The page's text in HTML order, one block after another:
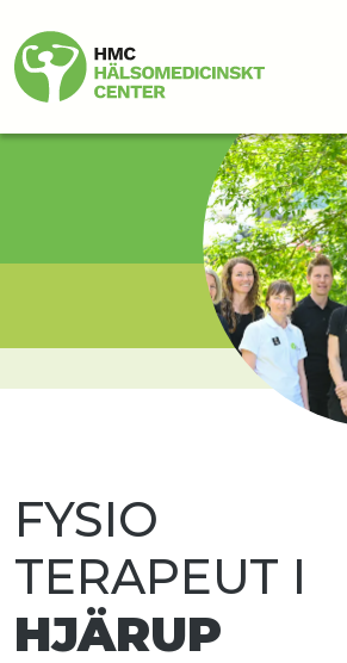
FYSIO
TERAPEUT I
HJÄRUP